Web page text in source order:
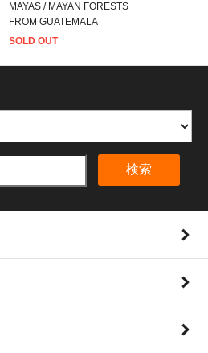
MAYAS / MAYAN FORESTS
FROM GUATEMALA
SOLD OUT
検索